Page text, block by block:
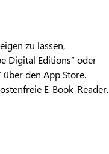
zu lassen,
Digital Editions“ oder
den App Store.
E-Book-Reader.